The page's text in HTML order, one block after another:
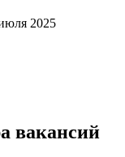
2025
вакансий